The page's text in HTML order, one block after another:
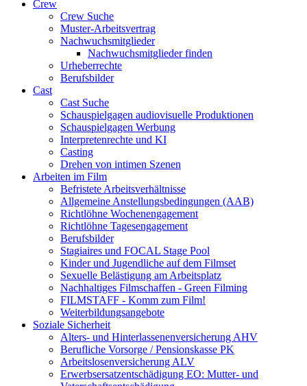
Crew
Crew Suche
Muster-Arbeitsvertrag
Nachwuchsmitglieder
Nachwuchsmitglieder finden
Urheberrechte
Berufsbilder
Cast
Cast Suche
Schauspielgagen audiovisuelle Produktionen
Schauspielgagen Werbung
Interpretenrechte und KI
Casting
Drehen von intimen Szenen
Arbeiten im Film
Befristete Arbeitsverhältnisse
Allgemeine Anstellungsbedingungen (AAB)
Richtlöhne Wochenengagement
Richtlöhne Tagesengagement
Berufsbilder
Stagiaires und FOCAL Stage Pool
Kinder und Jugendliche auf dem Filmset
Sexuelle Belästigung am Arbeitsplatz
Nachhaltiges Filmschaffen - Green Filming
FILMSTAFF - Komm zum Film!
Weiterbildungsangebote
Soziale Sicherheit
Alters- und Hinterlassenenversicherung AHV
Berufliche Vorsorge / Pensionskasse PK
Arbeitslosenversicherung ALV
Erwerbsersatzentschädigung EO: Mutter- und